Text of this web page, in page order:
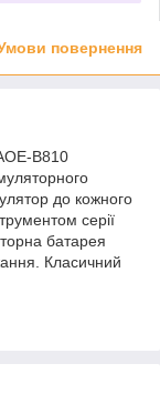
повернення
B810
до кожного
серії
батарея
Класичний